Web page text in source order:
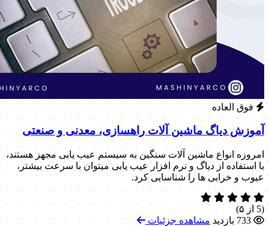
فوق العاده
آموزش دیاگ ماشین آلات راهسازی، معدنی و صنعتی
امروزه انواع ماشین آلات سنگین به سیستم عیب یابی مجهز هستند،
با استفاده از دیاگ و نرم افزار عیب یابی میتوان با سرعت بیشتر،
عیوب و خرابی ها را شناسایی کرد.
(5 از ۵)
733 بازدید
مشاهده جزئیات